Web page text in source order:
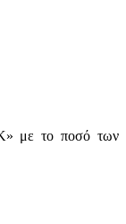
με το ποσό των